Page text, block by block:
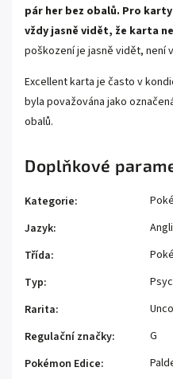
pár her bez obalů. Pro
vždy jasně vidět, že karta
poškození je jasně vidět, není
Excellent karta je často v
byla považována jako
obalů.
Doplňkové
Kategorie:
Jazyk:
Třída:
Typ:
Rarita:
Regulační značky:
G
Pokémon Edice: